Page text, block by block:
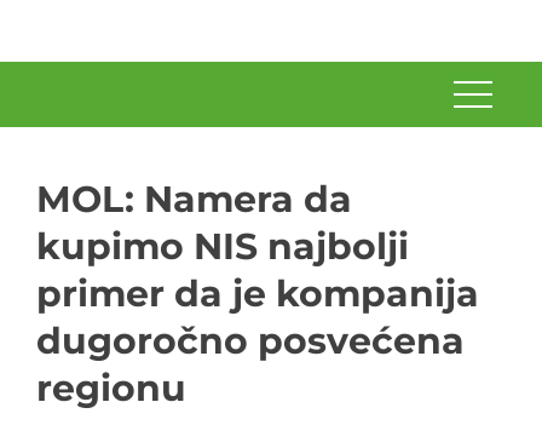
MOL: Namera da
kupimo NIS najbolji
primer da je kompanija
dugoročno posvećena
regionu